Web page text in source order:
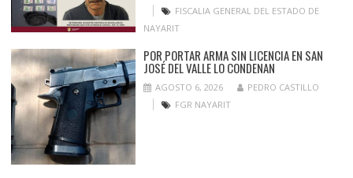
FISCALIA GENERAL DEL ESTADO DE
NAYARIT
POR PORTAR ARMA SIN LICENCIA EN SAN
JOSÉ DEL VALLE LO CONDENAN
AGOSTO 6, 2026
PEDRO CASTILLO
FGR NAYARIT